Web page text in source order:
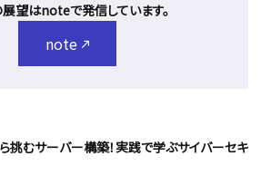
望はnoteで発信しています。
note
挑むサーバー構築！実践で学ぶサイバーセキュ